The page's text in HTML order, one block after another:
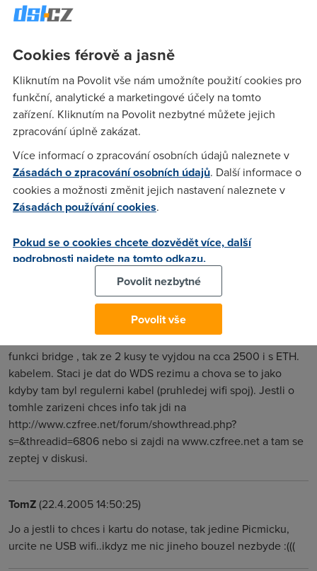
TomZ(22.4.2005 00:03:24)
do routeru pripoj APcko.. zadnou kartu cece a na co to
chces? na wifi doma po byte nebo nekam ven?
Pavel
(22.4.2005 11:12:41)
Doma po byte do PC, bude to cca 10-15m pres jednu ci dve
cihlove zdi. Pripojeni mam ADSL a ted se mi vali po zemi
kabel, pricemz prcek o nej bud zakopava nebo konektory
dostavaji zabrat. Ceny WIFI karet nejsou horentni, takze
kdyz vis co chces, neni problem koupit.Ale rad si necham
poradit od nekoho, komu uz par karet rukama proslo a ma
prakticke zkusenosti.
(22.4.2005 14:00:54)
Tak si porid Ovislink 1120AP , je to apcko za cca 1200 kc a ma
funkci bridge , tak ze 2 kusy te vyjdou na cca 2500 i s ETH.
kabelem. Staci je dat do WDS rezimu a chova se to jako
kdyby tam byl regulerni kabel (pruhledej wifi spoj). Jestli o
tomhle zarizeni chces info tak jdi na
http://www.czfree.net/forum/showthread.php?
s=&threadid=6806 nebo si zajdi na www.czfree.net a tam se
zeptej v diskusi.
TomZ(22.4.2005 14:50:25)
Jo a jestli to chces i kartu do notase, tak jedine Picmicku,
urcite ne USB wifi..ikdyz me nic jineho bouzel nezbyde :(((
Cookies férově a jasně
Kliknutím na Povolit vše nám umožníte použití cookies pro
funkční, analytické a marketingové účely na tomto
zařízení. Kliknutím na Povolit nezbytné můžete jejich
zpracování úplně zakázat.
Více informací o zpracování osobních údajů naleznete v
Zásadách o zpracování osobních údajů. Další informace o
cookies a možnosti změnit jejich nastavení naleznete v
Zásadách používání cookies.
Pokud se o cookies chcete dozvědět více, další
podrobnosti najdete na tomto odkazu.
Povolit nezbytné
Povolit vše